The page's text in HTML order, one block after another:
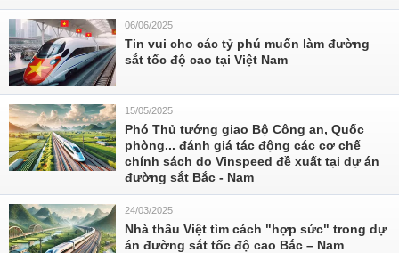
06/06/2025
Tin vui cho các tỷ phú muốn làm đường
sắt tốc độ cao tại Việt Nam
15/05/2025
Phó Thủ tướng giao Bộ Công an, Quốc
phòng... đánh giá tác động các cơ chế
chính sách do Vinspeed đề xuất tại dự án
đường sắt Bắc - Nam
24/03/2025
Nhà thầu Việt tìm cách "hợp sức" trong dự
án đường sắt tốc độ cao Bắc – Nam